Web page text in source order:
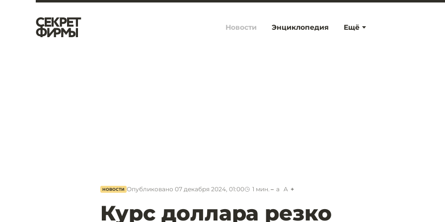
Ещё
Новости Энциклопедия
НОВОСТИ Опубликовано 07 декабря 2024, 01:00 1 мин. a A
Курс доллара резко